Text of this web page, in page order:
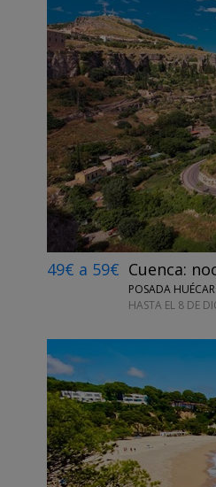
←
49€ a 59€ Cuenca:
POSADA
HASTA EL 8 DE
←